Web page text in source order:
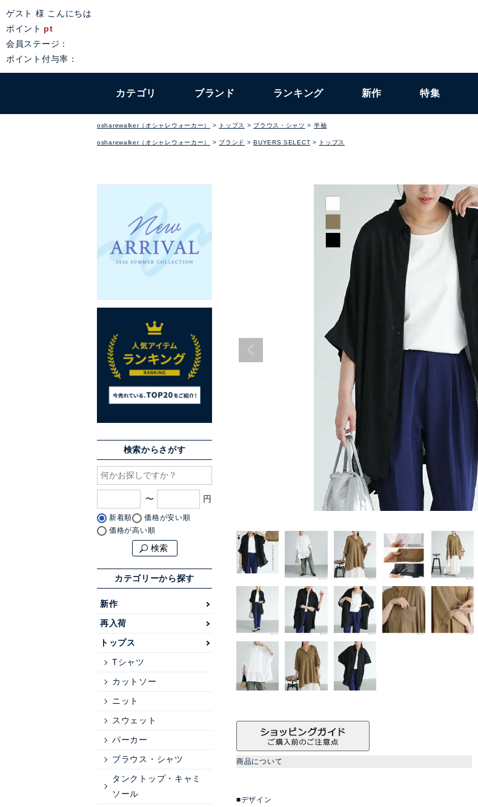
ゲスト 様 こんにちは
ポイント pt
会員ステージ：
ポイント付与率：
カテゴリ ブランド ランキング 新作 特集
osharewalker（オシャレウォーカー） トップス ブラウス・シャツ 半袖
osharewalker（オシャレウォーカー） ブランド BUYERS SELECT トップス
検索からさがす
〜
新着順
価格が安い順
価格が高い順
検索
カテゴリーから探す
新作
再入荷
トップス
Tシャツ
カットソー
ニット
スウェット
パーカー
ブラウス・シャツ
タンクトップ・キャミ
ソール
商品について
■デザイン